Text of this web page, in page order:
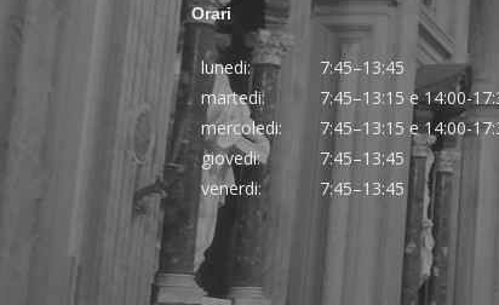
Orari
lunedi:
7:45–13:45
martedi:
7:45–13:15 e 14:00-
mercoledi:
7:45–13:15 e 14:00-
giovedi:
7:45–13:45
venerdi:
7:45–13:45